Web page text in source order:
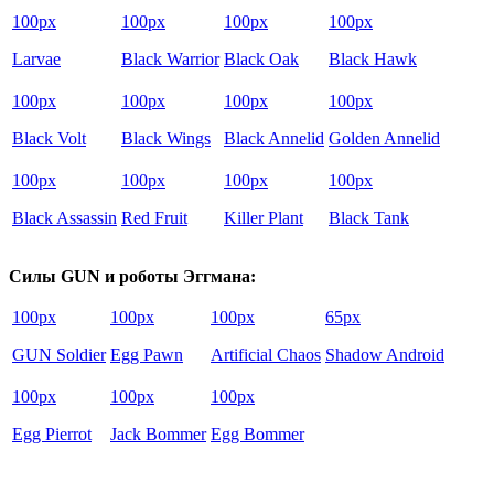
100px
Larvae
100px
Black Warrior
100px
Black Oak
100px
Black Hawk
100px
Black Volt
100px
Black Wings
100px
Black Annelid
100px
Golden Annelid
100px
Black Assassin
100px
Red Fruit
100px
Killer Plant
100px
Black Tank
Силы GUN и роботы Эггмана:
100px
GUN Soldier
100px
Egg Pawn
100px
Artificial Chaos
65px
Shadow Android
100px
Egg Pierrot
100px
Jack Bommer
100px
Egg Bommer